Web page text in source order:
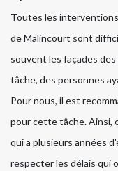
Toutes les
de Malincourt sont
souvent les façades
tâche, des personnes
Pour nous, il est
pour cette tâche. Ainsi,
qui a plusieurs années
respecter les délais qui